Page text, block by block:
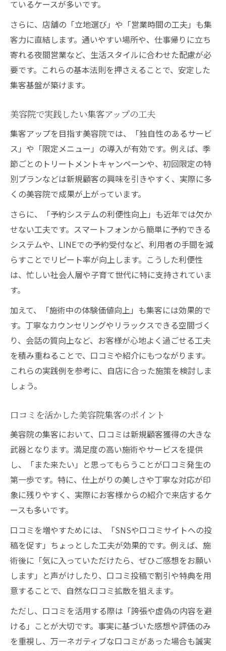
ているケースが多いです。
さらに、店舗の「立地選び」や「営業時間の工夫」も集
客力に直結します。通いやすい場所や、仕事帰りに立ち
寄れる夜間営業など、生活スタイルに合わせた配慮が必
要です。これらの基本法則を押さえることで、安定した
集客基盤が築けます。
美容院で実践したい集客アップの工夫
集客アップを目指す美容院では、「独自性のあるサービ
ス」や「限定メニュー」の導入が有効です。例えば、季
節ごとのトリートメントキャンペーンや、初回限定の特
別プランなどは新規顧客の興味を引きやすく、実際に多
くの美容院で成果が上がっています。
さらに、「予約システムの利便性向上」も近年では欠か
せない工夫です。スマートフォンから簡単に予約できる
システムや、LINEでの予約受付など、利用者の手間を減
らすことでリピート率が向上します。こうした利便性
は、忙しい社会人層や子育て世代に特に支持されていま
す。
加えて、「施術中の体験価値向上」も集客には効果的で
す。丁寧なカウンセリングやリラックスできる空間づく
り、会話の質向上など、お客様が心地よく過ごせる工夫
を積み重ねることで、口コミや紹介にもつながります。
これらの実践例を参考に、自店に合った施策を検討しま
しょう。
口コミを活かした美容院集客のポイント
美容院の集客において、口コミは新規顧客獲得の大きな
武器となります。満足度の高い施術やサービスを提供
し、「また来たい」と思ってもらうことが口コミ発生の
第一歩です。特に、仕上がりの美しさや丁寧な対応が印
象に残りやすく、実際にお客様からの紹介で来店するケ
ースも多いです。
口コミを増やすためには、「SNSや口コミサイトへの投
稿を促す」ちょっとした工夫が効果的です。例えば、施
術後に「気に入っていただけたら、ぜひご感想をお願い
します」と声がけしたり、口コミ投稿で割引や特典を用
意することで、自然な口コミ拡散を狙えます。
ただし、口コミを活用する際は「誇張や虚偽の内容を避
ける」ことが大切です。事実に基づいた感想や評価のみ
を重視し、万一ネガティブな口コミがあった場合も誠実